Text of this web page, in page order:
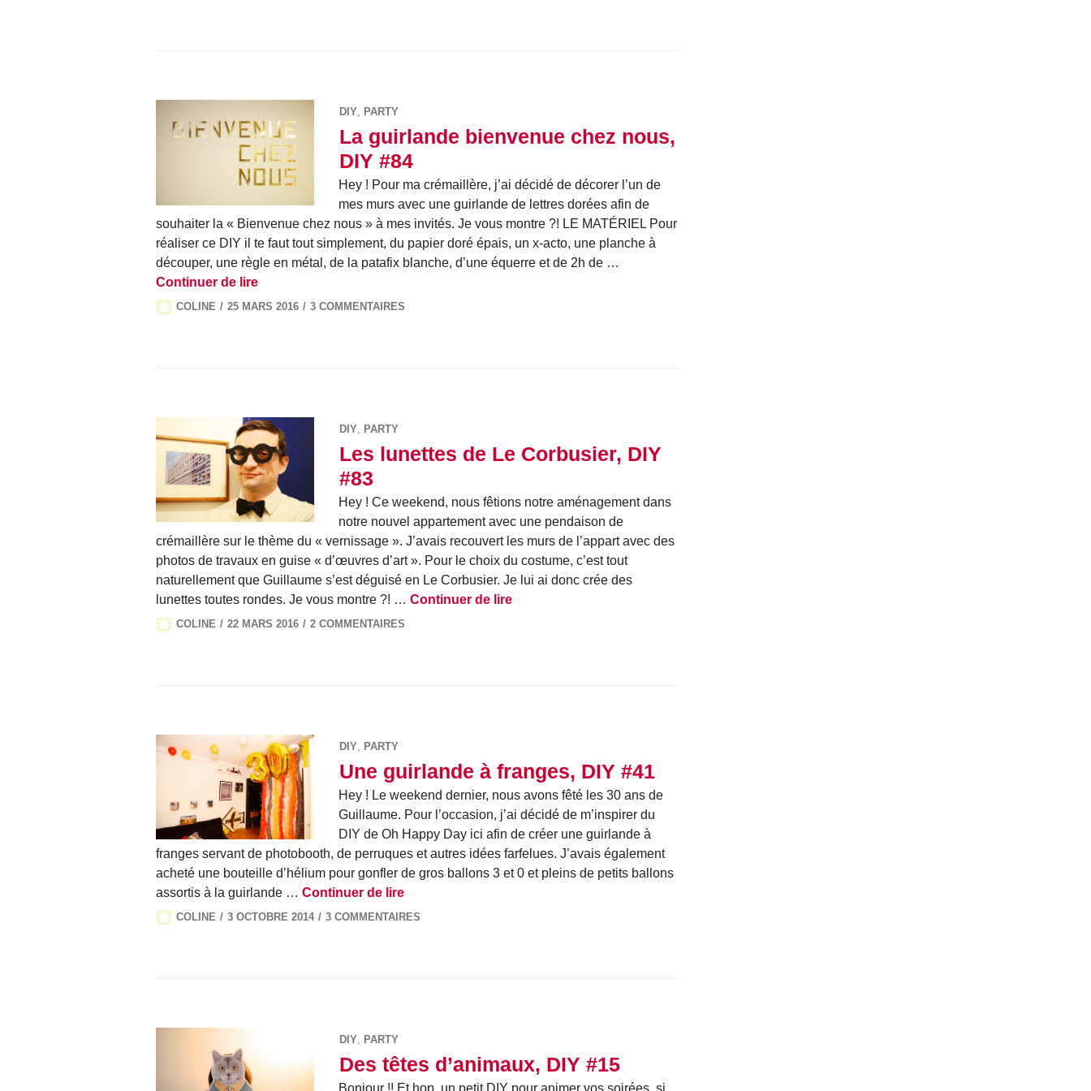
DIY, PARTY
La guirlande bienvenue chez nous,
DIY #84
Hey ! Pour ma crémaillère, j’ai décidé de décorer l’un de
mes murs avec une guirlande de lettres dorées afin de
souhaiter la « Bienvenue chez nous » à mes invités. Je vous montre ?! LE MATÉRIEL Pour
réaliser ce DIY il te faut tout simplement, du papier doré épais, un x-acto, une planche à
découper, une règle en métal, de la patafix blanche, d’une équerre et de 2h de …
Continuer de lireLa guirlande bienvenue chez nous, DIY #84
COLINE 25 MARS 2016 3 COMMENTAIRES
DIY, PARTY
Les lunettes de Le Corbusier, DIY
#83
Hey ! Ce weekend, nous fêtions notre aménagement dans
notre nouvel appartement avec une pendaison de
crémaillère sur le thème du « vernissage ». J’avais recouvert les murs de l’appart avec des
photos de travaux en guise « d’œuvres d’art ». Pour le choix du costume, c’est tout
naturellement que Guillaume s’est déguisé en Le Corbusier. Je lui ai donc crée des
lunettes toutes rondes. Je vous montre ?! … Continuer de lireLes lunettes de Le Corbusier, DIY #83
COLINE 22 MARS 2016 2 COMMENTAIRES
DIY, PARTY
Une guirlande à franges, DIY #41
Hey ! Le weekend dernier, nous avons fêté les 30 ans de
Guillaume. Pour l’occasion, j’ai décidé de m’inspirer du
DIY de Oh Happy Day ici afin de créer une guirlande à
franges servant de photobooth, de perruques et autres idées farfelues. J’avais également
acheté une bouteille d’hélium pour gonfler de gros ballons 3 et 0 et pleins de petits ballons
assortis à la guirlande … Continuer de lireUne guirlande à franges, DIY #41
COLINE 3 OCTOBRE 2014 3 COMMENTAIRES
DIY, PARTY
Des têtes d’animaux, DIY #15
Bonjour !! Et hop, un petit DIY pour animer vos soirées, si